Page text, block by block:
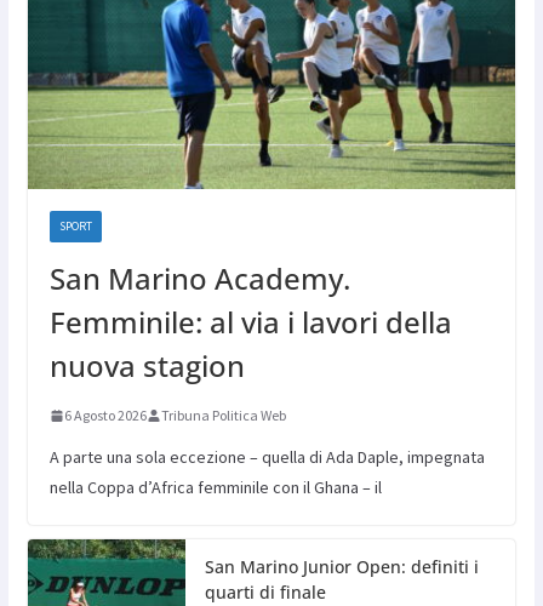
SPORT
San Marino Academy.
Femminile: al via i lavori della
nuova stagion
6 Agosto 2026 Tribuna Politica Web
A parte una sola eccezione – quella di Ada Daple, impegnata
nella Coppa d’Africa femminile con il Ghana – il
San Marino Junior Open: definiti i
quarti di finale